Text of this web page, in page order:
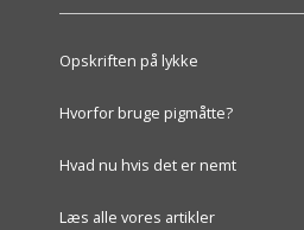
Opskriften på lykke
Hvorfor bruge pigmåtte?
Hvad nu hvis det er nemt
Læs alle vores artikler